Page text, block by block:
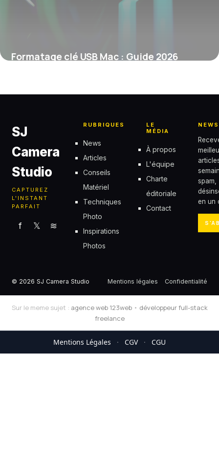
Formatage clé USB Mac : Guide 2026
SJ
Camera
Studio
CAPTUREZ
L'INSTANT
PARFAIT
f 𝕏 ≋
RUBRIQUES
News
Articles
Conseils
Matériel
Techniques
Photo
Inspirations
Photos
LE
MÉDIA
À propos
L'équipe
Charte
éditoriale
Contact
spam,
en un
© 2026 SJ Camera Studio Mentions légales Confidentialité
Sur le meme sujet : agence web 123web• développeur full-stack
freelance
Mentions Légales · CGV · CGU